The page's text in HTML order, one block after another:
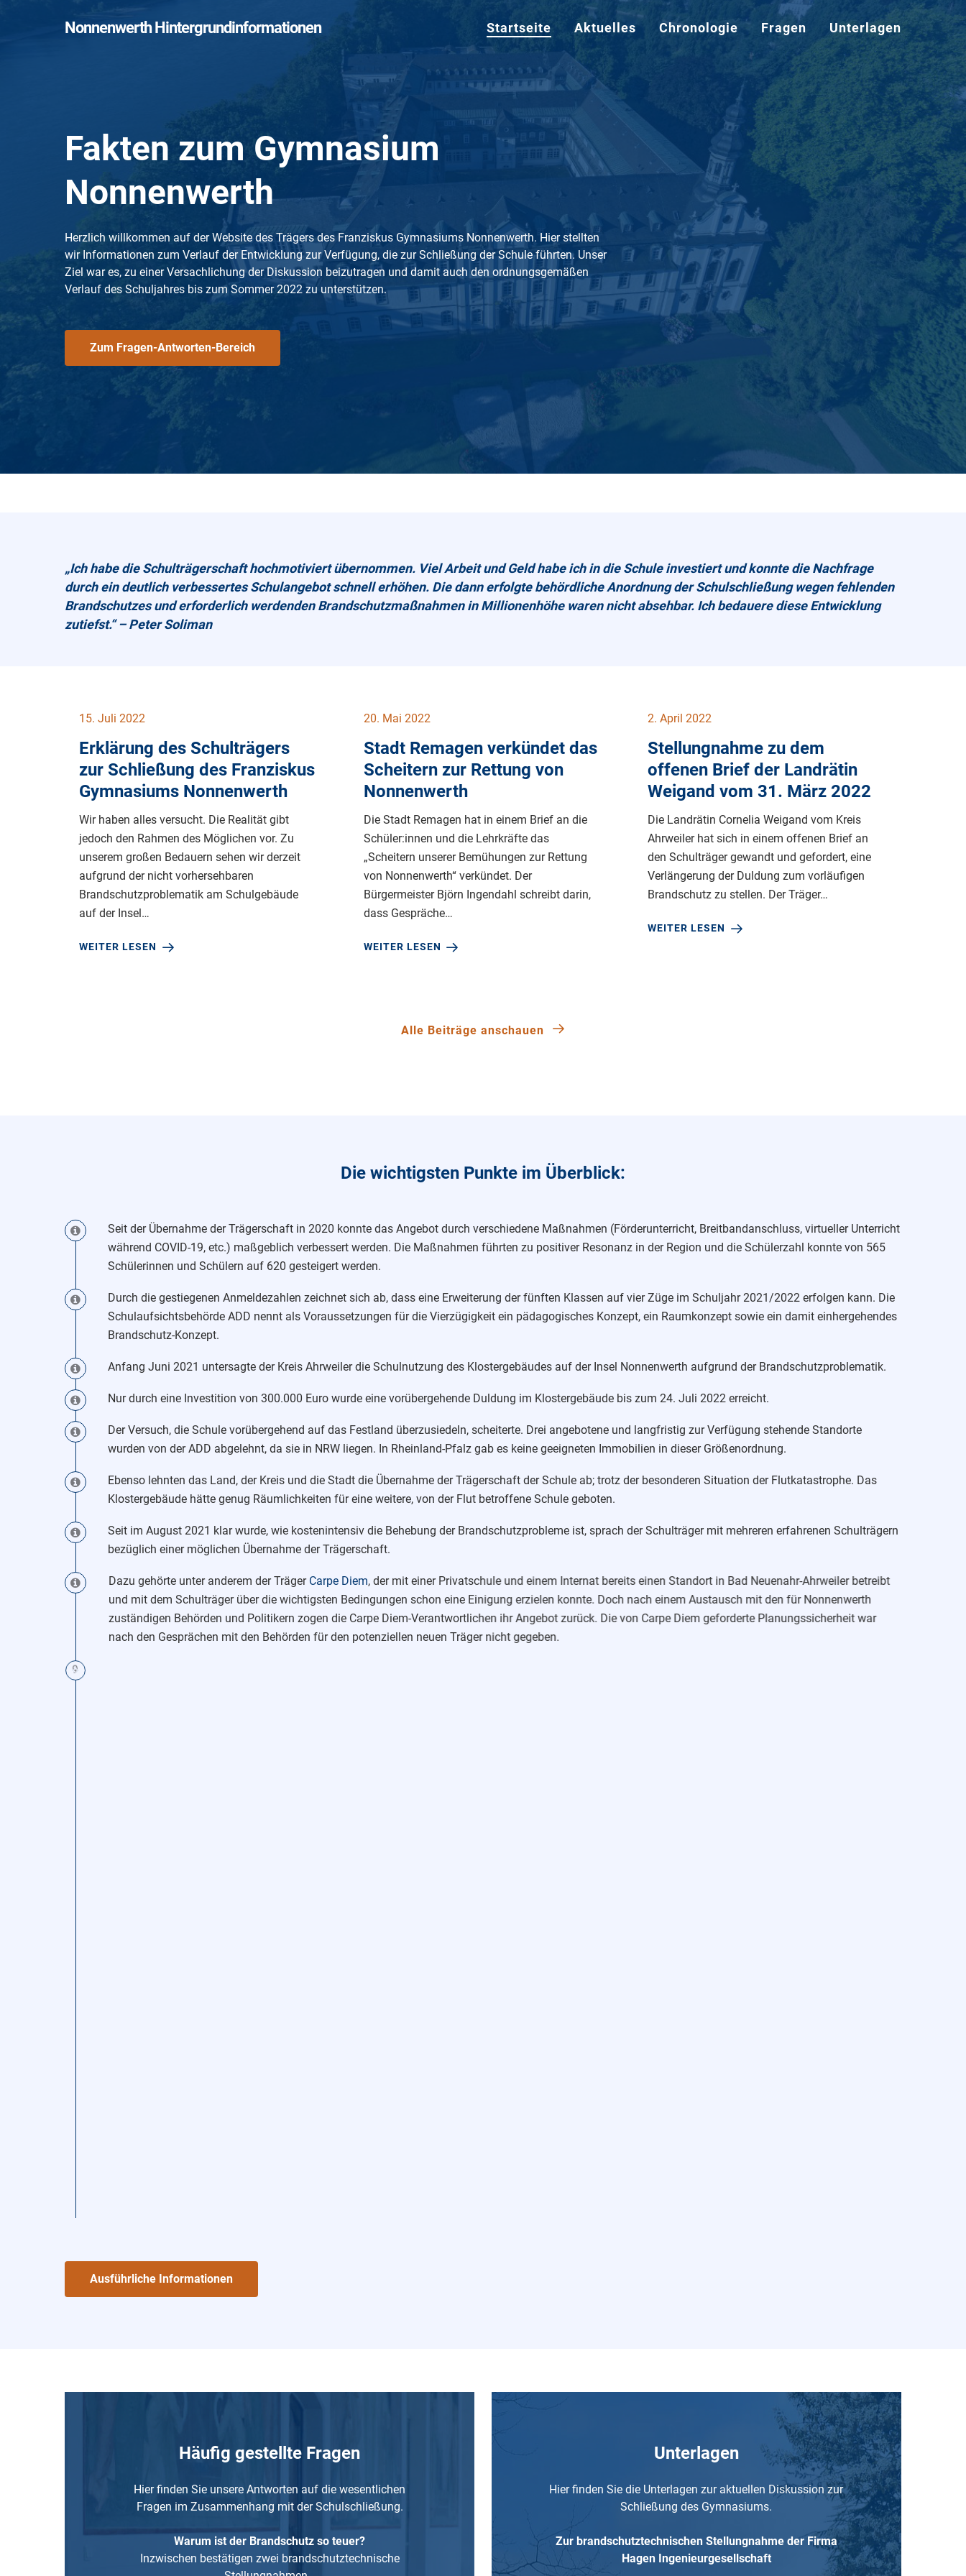
Nonnenwerth Hintergrundinformationen Startseite Aktuelles Chronologie Fragen Unterlagen
Fakten zum Gymnasium
Nonnenwerth
Herzlich willkommen auf der Website des Trägers des Franziskus Gymnasiums Nonnenwerth. Hier stellten
wir Informationen zum Verlauf der Entwicklung zur Verfügung, die zur Schließung der Schule führten. Unser
Ziel war es, zu einer Versachlichung der Diskussion beizutragen und damit auch den ordnungsgemäßen
Verlauf des Schuljahres bis zum Sommer 2022 zu unterstützen.
Zum Fragen-Antworten-Bereich
„Ich habe die Schulträgerschaft hochmotiviert übernommen. Viel Arbeit und Geld habe ich in die Schule investiert und konnte die Nachfrage
durch ein deutlich verbessertes Schulangebot schnell erhöhen. Die dann erfolgte behördliche Anordnung der Schulschließung wegen fehlenden
Brandschutzes und erforderlich werdenden Brandschutzmaßnahmen in Millionenhöhe waren nicht absehbar. Ich bedauere diese Entwicklung
zutiefst.“ – Peter Soliman
15. Juli 2022
Erklärung des Schulträgers
zur Schließung des Franziskus
Gymnasiums Nonnenwerth
Wir haben alles versucht. Die Realität gibt
jedoch den Rahmen des Möglichen vor. Zu
unserem großen Bedauern sehen wir derzeit
aufgrund der nicht vorhersehbaren
Brandschutzproblematik am Schulgebäude
auf der Insel…
WEITER LESEN
20. Mai 2022
Stadt Remagen verkündet das
Scheitern zur Rettung von
Nonnenwerth
Die Stadt Remagen hat in einem Brief an die
Schüler:innen und die Lehrkräfte das
„Scheitern unserer Bemühungen zur Rettung
von Nonnenwerth“ verkündet. Der
Bürgermeister Björn Ingendahl schreibt darin,
dass Gespräche…
WEITER LESEN
2. April 2022
Stellungnahme zu dem
offenen Brief der Landrätin
Weigand vom 31. März 2022
Die Landrätin Cornelia Weigand vom Kreis
Ahrweiler hat sich in einem offenen Brief an
den Schulträger gewandt und gefordert, eine
Verlängerung der Duldung zum vorläufigen
Brandschutz zu stellen. Der Träger…
WEITER LESEN
Alle Beiträge anschauen
Die wichtigsten Punkte im Überblick:
Seit der Übernahme der Trägerschaft in 2020 konnte das Angebot durch verschiedene Maßnahmen (Förderunterricht, Breitbandanschluss, virtueller Unterricht
während COVID-19, etc.) maßgeblich verbessert werden. Die Maßnahmen führten zu positiver Resonanz in der Region und die Schülerzahl konnte von 565
Schülerinnen und Schülern auf 620 gesteigert werden.
Durch die gestiegenen Anmeldezahlen zeichnet sich ab, dass eine Erweiterung der fünften Klassen auf vier Züge im Schuljahr 2021/2022 erfolgen kann. Die
Schulaufsichtsbehörde ADD nennt als Voraussetzungen für die Vierzügigkeit ein pädagogisches Konzept, ein Raumkonzept sowie ein damit einhergehendes
Brandschutz-Konzept.
Anfang Juni 2021 untersagte der Kreis Ahrweiler die Schulnutzung des Klostergebäudes auf der Insel Nonnenwerth aufgrund der Brandschutzproblematik.
Nur durch eine Investition von 300.000 Euro wurde eine vorübergehende Duldung im Klostergebäude bis zum 24. Juli 2022 erreicht.
Der Versuch, die Schule vorübergehend auf das Festland überzusiedeln, scheiterte. Drei angebotene und langfristig zur Verfügung stehende Standorte
wurden von der ADD abgelehnt, da sie in NRW liegen. In Rheinland-Pfalz gab es keine geeigneten Immobilien in dieser Größenordnung.
Ebenso lehnten das Land, der Kreis und die Stadt die Übernahme der Trägerschaft der Schule ab; trotz der besonderen Situation der Flutkatastrophe. Das
Klostergebäude hätte genug Räumlichkeiten für eine weitere, von der Flut betroffene Schule geboten.
Seit im August 2021 klar wurde, wie kostenintensiv die Behebung der Brandschutzprobleme ist, sprach der Schulträger mit mehreren erfahrenen Schulträgern
bezüglich einer möglichen Übernahme der Trägerschaft.
Dazu gehörte unter anderem der Träger Carpe Diem, der mit einer Privatschule und einem Internat bereits einen Standort in Bad Neuenahr-Ahrweiler betreibt
und mit dem Schulträger über die wichtigsten Bedingungen schon eine Einigung erzielen konnte. Doch nach einem Austausch mit den für Nonnenwerth
zuständigen Behörden und Politikern zogen die Carpe Diem-Verantwortlichen ihr Angebot zurück. Die von Carpe Diem geforderte Planungssicherheit war
nach den Gesprächen mit den Behörden für den potenziellen neuen Träger nicht gegeben.
9
Ausführliche Informationen
Häufig gestellte Fragen
Hier finden Sie unsere Antworten auf die wesentlichen
Fragen im Zusammenhang mit der Schulschließung.
Warum ist der Brandschutz so teuer?
Inzwischen bestätigen zwei brandschutztechnische
Unterlagen
Hier finden Sie die Unterlagen zur aktuellen Diskussion zur
Schließung des Gymnasiums.
Zur brandschutztechnischen Stellungnahme der Firma
Hagen Ingenieurgesellschaft